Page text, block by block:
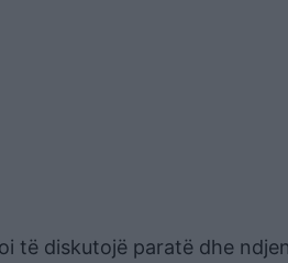
të diskutojë paratë dhe